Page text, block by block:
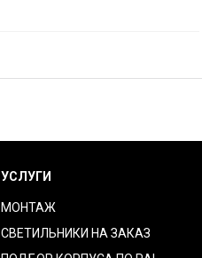
УСЛУГИ
МОНТАЖ
СВЕТИЛЬНИКИ НА ЗАКАЗ